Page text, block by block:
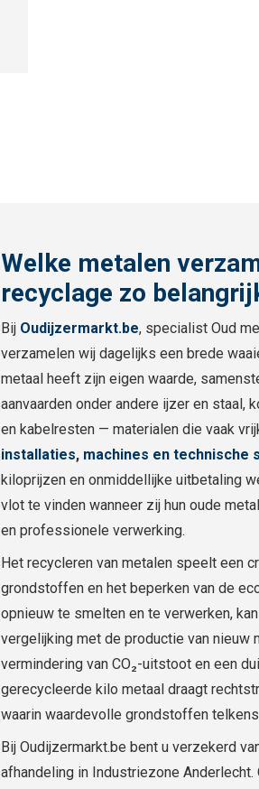
Welke metalen
recyclage zo
Bij Oudijzermarkt.be, specialist Oud
verzamelen wij dagelijks een brede
metaal heeft zijn eigen waarde,
aanvaarden onder andere ijzer en staal,
en kabelresten — materialen die vaak
installaties, machines en technische
kiloprijzen en onmiddellijke uitbetaling
vlot te vinden wanneer zij hun oude
en professionele verwerking.
Het recycleren van metalen speelt een
grondstoffen en het beperken van de
opnieuw te smelten en te verwerken,
vergelijking met de productie van nieuw
vermindering van CO₂-uitstoot en een
gerecycleerde kilo metaal draagt
waarin waardevolle grondstoffen
Bij Oudijzermarkt.be bent u verzekerd
afhandeling in Industriezone Anderlecht.